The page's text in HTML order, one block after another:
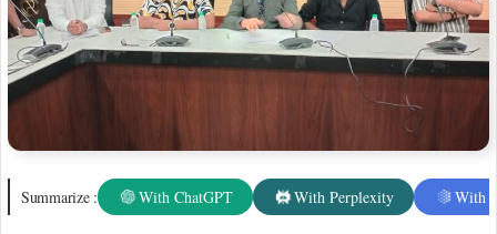
Summarize : With ChatGPT With Perplexity With